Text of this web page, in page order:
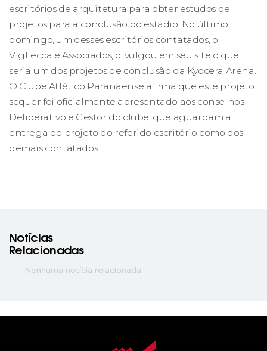
escritórios de arquitetura para obter estudos de
projetos para a conclusão do estádio. No último
domingo, um desses escritórios contatados, o
Vigliecca e Associados, divulgou em seu site o que
seria um dos projetos de conclusão da Kyocera Arena.
O Clube Atlético Paranaense afirma que este projeto
sequer foi oficialmente apresentado aos conselhos
Deliberativo e Gestor do clube, que aguardam a
entrega do projeto do referido escritório como dos
demais contatados.
Notícias
Relacionadas
Nenhuma notícia relacionada